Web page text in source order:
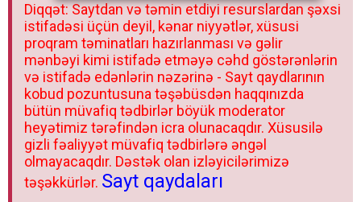
Diqqət: Saytdan və təmin etdiyi resurslardan şəxsi
istifadəsi üçün deyil, kənar niyyətlər, xüsusi
proqram təminatları hazırlanması və gəlir
mənbəyi kimi istifadə etməyə cəhd göstərənlərin
və istifadə edənlərin nəzərinə - Sayt qaydlarının
kobud pozuntusuna təşəbüsdən haqqınızda
bütün müvafiq tədbirlər böyük moderator
heyətimiz tərəfindən icra olunacaqdır. Xüsusilə
gizli fəaliyyət müvafiq tədbirlərə əngəl
olmayacaqdır. Dəstək olan izləyicilərimizə
təşəkkürlər. Sayt qaydaları